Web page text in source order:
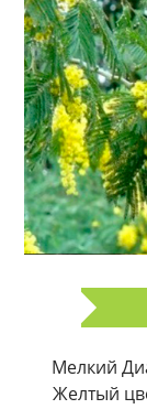
Мелкий
Желтый